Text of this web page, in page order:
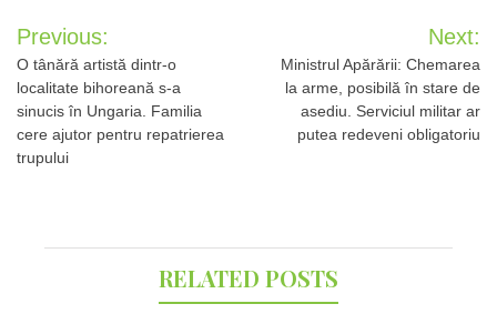
Post
navigation
Previous:
O tânără artistă dintr-o
localitate bihoreană s-a
sinucis în Ungaria. Familia
cere ajutor pentru repatrierea
trupului
Next:
Ministrul Apărării: Chemarea
la arme, posibilă în stare de
asediu. Serviciul militar ar
putea redeveni obligatoriu
RELATED POSTS